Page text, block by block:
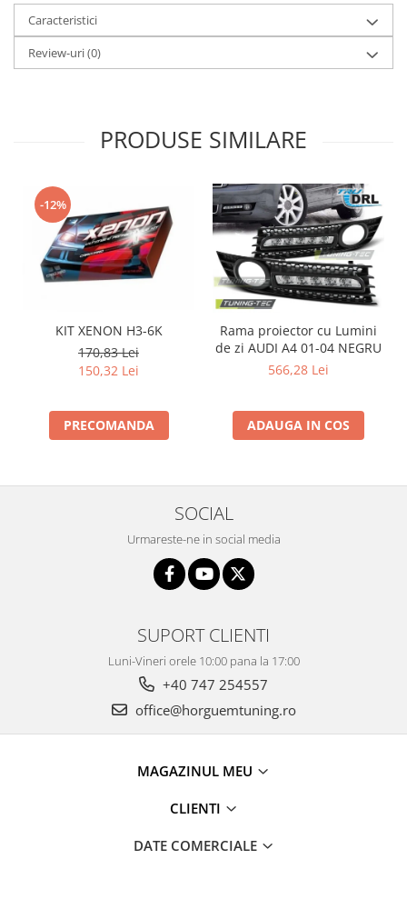
Stopuri
Tuning motor
Furtun intercooler turbo
Caracteristici
Review-uri(0)
PRODUSE SIMILARE
-12%
KIT XENON H3-6K
170,83 Lei
150,32 Lei
PRECOMANDA
Rama proiector cu Lumini
de zi AUDI A4 01-04 NEGRU
566,28 Lei
ADAUGA IN COS
SOCIAL
Urmareste-ne in social media
SUPORT CLIENTI
Luni-Vineri orele 10:00 pana la 17:00
+40 747 254557
office@horguemtuning.ro
MAGAZINUL MEU
CLIENTI
DATE COMERCIALE